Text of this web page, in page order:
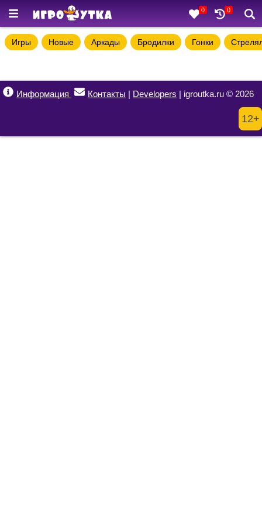
0 0
Игры Новые Аркады Бродилки Гонки
Информация Контакты | Developers | igroutka.ru © 2026
12+